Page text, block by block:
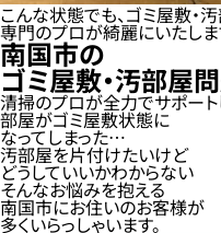
こんな状態でも、ゴミ屋敷・
専門のプロが綺麗にいたしま
南国市の
ゴミ屋敷・汚部屋
清掃のプロが全力でサポート
部屋がゴミ屋敷状態に
なってしまった…
汚部屋を片付けたいけど
どうしていいかわからない
そんなお悩みを抱える
南国市にお住いのお客様が
多くいらっしゃいます。